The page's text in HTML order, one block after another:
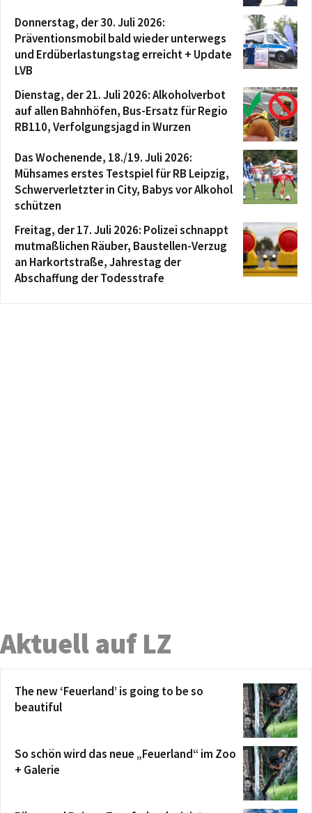
Donnerstag, der 30. Juli 2026:
Präventionsmobil bald wieder unterwegs
und Erdüberlastungstag erreicht + Update
LVB
Dienstag, der 21. Juli 2026: Alkoholverbot
auf allen Bahnhöfen, Bus-Ersatz für Regio
RB110, Verfolgungsjagd in Wurzen
Das Wochenende, 18./19. Juli 2026:
Mühsames erstes Testspiel für RB Leipzig,
Schwerverletzter in City, Babys vor Alkohol
schützen
Freitag, der 17. Juli 2026: Polizei schnappt
mutmaßlichen Räuber, Baustellen-Verzug
an Harkortstraße, Jahrestag der
Abschaffung der Todesstrafe
Aktuell auf LZ
The new ‘Feuerland’ is going to be so
beautiful
So schön wird das neue „Feuerland“ im Zoo
+ Galerie